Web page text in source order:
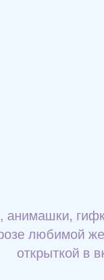
анимашки,
любимой
открыткой в